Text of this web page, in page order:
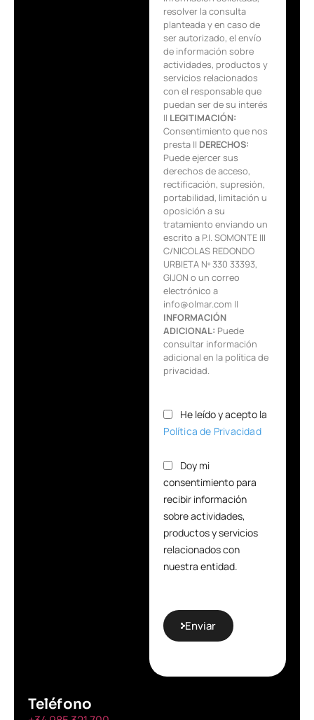
Teléfono
resolver la consulta
planteada y en caso de
ser autorizado, el envío
de información sobre
actividades, productos y
servicios relacionados
con el responsable que
puedan ser de su interés
|| LEGITIMACIÓN:
Consentimiento que nos
presta || DERECHOS:
Puede ejercer sus
derechos de acceso,
rectificación, supresión,
portabilidad, limitación u
oposición a su
tratamiento enviando un
escrito a P.I. SOMONTE III
C/NICOLAS REDONDO
URBIETA Nº 330 33393,
GIJON o un correo
electrónico a
info@olmar.com ||
INFORMACIÓN
ADICIONAL: Puede
consultar información
adicional en la política de
privacidad.
He leído y acepto la
Política de Privacidad
Doy mi
consentimiento para
recibir información
sobre actividades,
productos y servicios
relacionados con
nuestra entidad.
Enviar